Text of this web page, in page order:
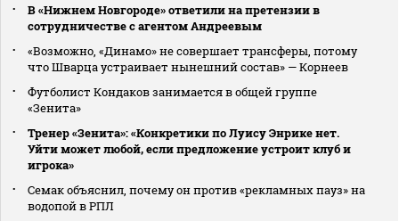
В «Нижнем Новгороде» ответили на претензии в
сотрудничестве с агентом Андреевым
«Возможно, «Динамо» не совершает трансферы, потому
что Шварца устраивает нынешний состав» — Корнеев
Футболист Кондаков занимается в общей группе
«Зенита»
Тренер «Зенита»: «Конкретики по Луису Энрике нет.
Уйти может любой, если предложение устроит клуб и
игрока»
Семак объяснил, почему он против «рекламных пауз» на
водопой в РПЛ